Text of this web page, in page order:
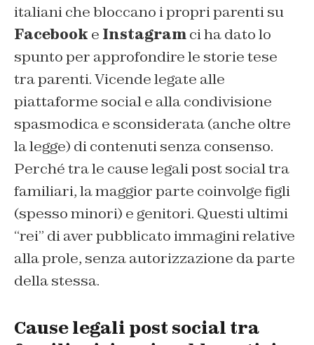
italiani che bloccano i propri parenti su
Facebook e Instagramci ha dato lo
spunto per approfondire le storie tese
tra parenti. Vicende legate alle
piattaforme social e alla condivisione
spasmodica e sconsiderata (anche oltre
la legge) di contenuti senza consenso.
Perché tra le cause legali post social tra
familiari, la maggior parte coinvolge figli
(spesso minori) e genitori. Questi ultimi
“rei” di aver pubblicato immagini relative
alla prole, senza autorizzazione da parte
della stessa.
Cause legali post social tra